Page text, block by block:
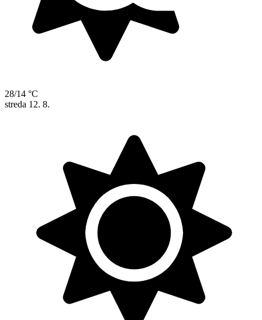
28/14 °C
streda 12. 8.